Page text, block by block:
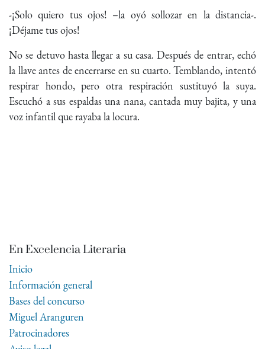
-¡Solo quiero tus ojos! –la oyó sollozar en la distancia-.
¡Déjame tus ojos!
No se detuvo hasta llegar a su casa. Después de entrar, echó
la llave antes de encerrarse en su cuarto. Temblando, intentó
respirar hondo, pero otra respiración sustituyó la suya.
Escuchó a sus espaldas una nana, cantada muy bajita, y una
voz infantil que rayaba la locura.
En Excelencia Literaria
Inicio
Información general
Bases del concurso
Miguel Aranguren
Patrocinadores